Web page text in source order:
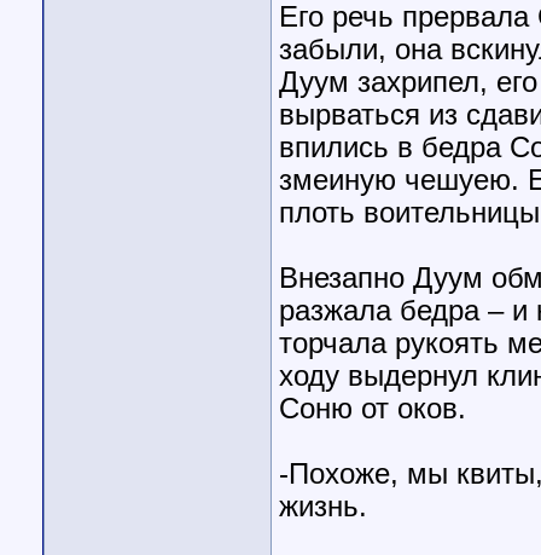
Его речь
забыли, она
Дуум захрипел,
вырваться из
впились в бедра
змеиную чешуею.
плоть
Внезапно Дуум
разжала бедра – и
торчала рукоять
ходу выдернул
Соню от оков.
-Похоже, мы
жизнь.